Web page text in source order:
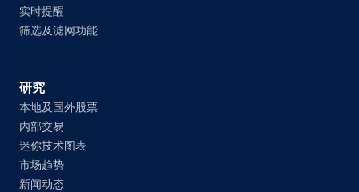
实时提醒
筛选及滤网功能
研究
本地及国外股票
内部交易
迷你技术图表
市场趋势
新闻动态